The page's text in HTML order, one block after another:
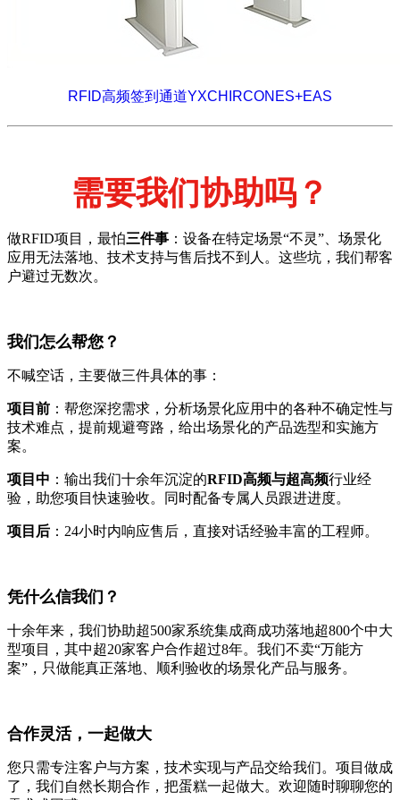
RFID高频签到通道YXCHIRCONES+EAS
需要我们协助吗？
做RFID项目，最怕三件事 ：设备在特定场景“不灵”、场景化
应用无法落地、技术支持与售后找不到人。这些坑，我们帮客
户避过无数次。
我们怎么帮您？
不喊空话，主要做三件具体的事：
项目前 ：帮您深挖需求，分析场景化应用中的各种不确定性与
技术难点，提前规避弯路，给出场景化的产品选型和实施方
案。
项目中 ：输出我们十余年沉淀的RFID高频与超高频行业经
验，助您项目快速验收。同时配备专属人员跟进进度。
项目后 ：24小时内响应售后，直接对话经验丰富的工程师。
凭什么信我们？
十余年来，我们协助超500家系统集成商成功落地超800个中大
型项目，其中超20家客户合作超过8年。我们不卖“万能方
案”，只做能真正落地、顺利验收的场景化产品与服务。
合作灵活，一起做大
您只需专注客户与方案，技术实现与产品交给我们。项目做成
了，我们自然长期合作，把蛋糕一起做大。欢迎随时聊聊您的